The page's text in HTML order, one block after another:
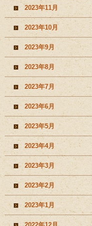
2023年11月
2023年10月
2023年9月
2023年8月
2023年7月
2023年6月
2023年5月
2023年4月
2023年3月
2023年2月
2023年1月